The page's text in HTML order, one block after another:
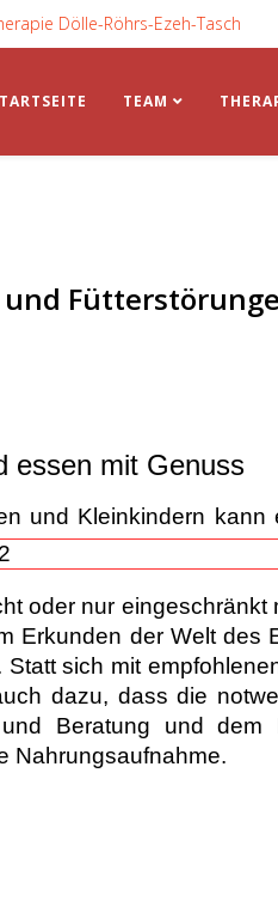
TEAM
und
essen mit Genuss
und Kleinkindern
oder nur eingeschränkt
Erkunden der Welt des
Statt sich mit
dazu, dass die
und Beratung und dem
Nahrungsaufnahme.